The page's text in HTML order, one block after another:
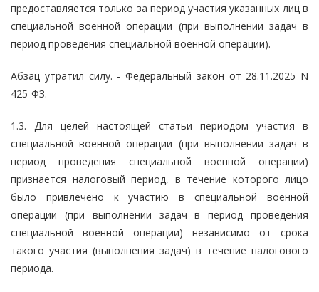
предоставляется только за период участия указанных лиц в
специальной военной операции (при выполнении задач в
период проведения специальной военной операции).
Абзац утратил силу. - Федеральный закон от 28.11.2025 N
425-ФЗ.
1.3. Для целей настоящей статьи периодом участия в
специальной военной операции (при выполнении задач в
период проведения специальной военной операции)
признается налоговый период, в течение которого лицо
было привлечено к участию в специальной военной
операции (при выполнении задач в период проведения
специальной военной операции) независимо от срока
такого участия (выполнения задач) в течение налогового
периода.